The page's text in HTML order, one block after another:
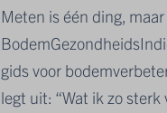
Meten is één ding,
gids voor
legt uit: “Wat ik zo